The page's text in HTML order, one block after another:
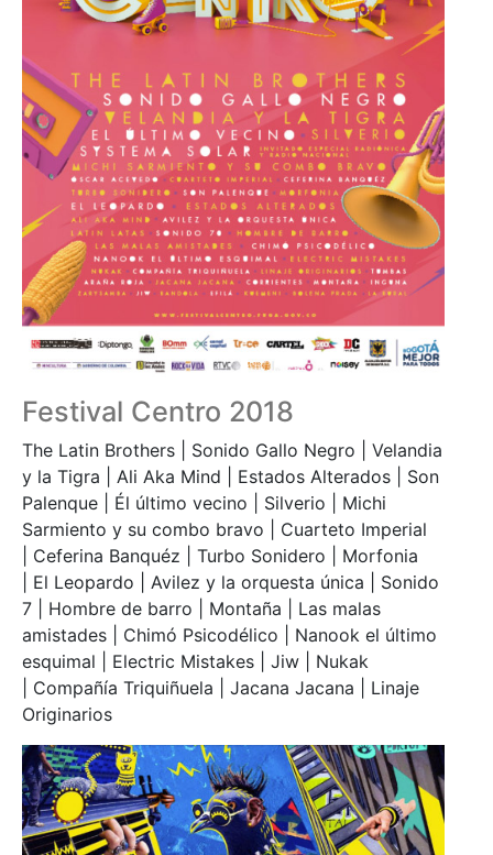
Festival Centro 2018
The Latin Brothers | Sonido Gallo Negro | Velandia
y la Tigra | Ali Aka Mind | Estados Alterados | Son
Palenque | Él último vecino | Silverio | Michi
Sarmiento y su combo bravo | Cuarteto Imperial
| Ceferina Banquéz | Turbo Sonidero | Morfonia
| El Leopardo | Avilez y la orquesta única | Sonido
7 | Hombre de barro | Montaña | Las malas
amistades | Chimó Psicodélico | Nanook el último
esquimal | Electric Mistakes | Jiw | Nukak
| Compañía Triquiñuela | Jacana Jacana | Linaje
Originarios